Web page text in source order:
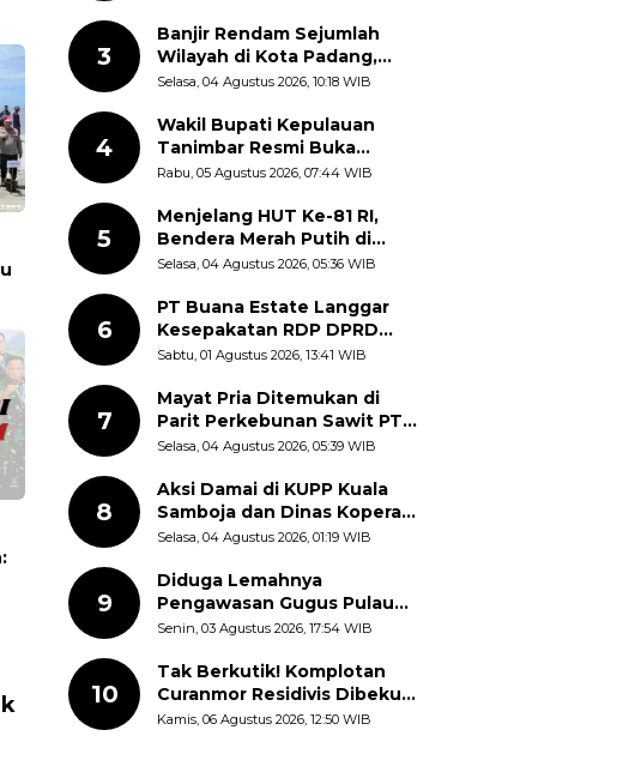
3
Banjir Rendam Sejumlah
Wilayah di Kota Padang,
Proses Evakuasi Warga
Selasa, 04 Agustus 2026, 10:18 WIB
4
Wakil Bupati Kepulauan
Tanimbar Resmi Buka
Rangkaian Peringatan HUT
Diajak Perkuat Semangat
Nasionalisme
Rabu, 05 Agustus 2026, 07:44 WIB
5
Menjelang HUT Ke-81 RI,
Bendera Merah Putih di
Kantor Dinas Kehutanan
Selasa, 04 Agustus 2026, 05:36 WIB
6
PT Buana Estate Langgar
Kesepakatan RDP DPRD
Sumut: Pasang Pilar Tapal
Libatkan Masyarakat
Sabtu, 01 Agustus 2026, 13:41 WIB
7
Mayat Pria Ditemukan di
Parit Perkebunan Sawit PT
Hindoli Keluang, Polisi
Selasa, 04 Agustus 2026, 05:39 WIB
8
Aksi Damai di KUPP Kuala
Samboja dan Dinas Koperasi
Kukar, Tuntut Keadilan dan
Selasa, 04 Agustus 2026, 01:19 WIB
9
Diduga Lemahnya
Pengawasan Gugus Pulau
Provinsi Maluku Picu Dugaan
Bale-Bale di Perairan Pulau
Seira
Senin, 03 Agustus 2026, 17:54 WIB
10
Tak Berkutik! Komplotan
Curanmor Residivis Dibekuk
Polisi, Delapan Aksi
Kamis, 06 Agustus 2026, 12:50 WIB